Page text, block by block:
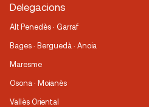
Delegacions
Alt Penedès · Garraf
Bages · Berguedà · Anoia
Maresme
Osona · Moianès
Vallès Oriental